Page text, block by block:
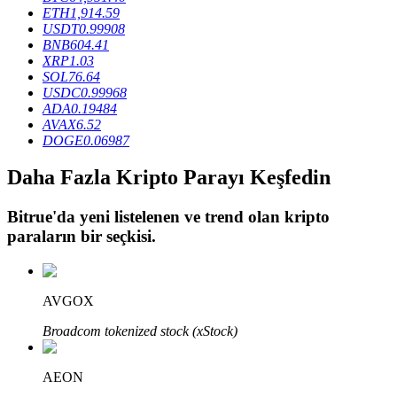
BTR Kilitleme
BTR sahiplerine özel yatırımlar
Krediler
Kripto destekli borçlanma hizmeti
ETH1,914.59
USDT0.99908
BNB604.41
XRP1.03
SOL76.64
USDC0.99968
ADA0.19484
AVAX6.52
DOGE0.06987
Daha Fazla Kripto Parayı Keşfedin
Bitrue'da yeni listelenen ve trend olan kripto
paraların bir seçkisi.
AVGOX
Broadcom tokenized stock (xStock)
AEON